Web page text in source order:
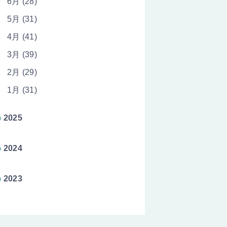
5月 (31)
4月 (41)
3月 (39)
2月 (29)
1月 (31)
2025
2024
2023